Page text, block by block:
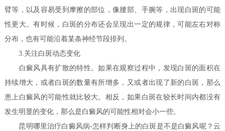
臂等，以及容易受到摩擦的部位，像腰部、手腕等，出现白斑的可能
性更大。有时候，白斑的分布还会呈现出一定的规律，可能左右对称
分布，也有可能沿着某条神经节段排列。
3.关注白斑动态变化
白癜风具有扩散的特性。如果在观察过程中，发现白斑的面积在
持续增大，或者白斑的数量有所增多，又或者出现了新的白斑，那么
患上白癜风的可能性就比较大。相反，如果白斑在较长时间内都没有
发生明显的变化，那么是白癜风的可能性相对会小一些。
昆明哪里治疗白癜风病-怎样判断身上的白斑是不是白癜风呢？云